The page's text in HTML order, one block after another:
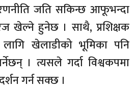
जति सकिन्छ आफूभन्दा
खेल्ने हुनेछ । साथै, प्रशिक्षक
खेलाडीको भूमिका पनि
। त्यसले गर्दा विश्वकपमा
गर्न सक्छ ।